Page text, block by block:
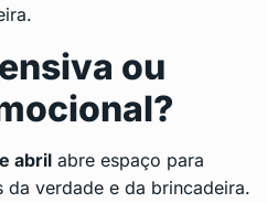
ou
abril abre espaço para
da verdade e da brincadeira.